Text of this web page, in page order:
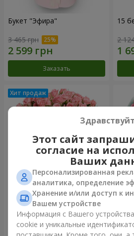
Букет "Эфира"
3 465 грн
Заказать
15
2
Цветы в коробке "Розовый
оазис"
2 749 грн
2
Этот сайт
согласие на
Ваших
Персонализированная
аналитика, определение
Хранение и/или доступ к
Вашем устройстве
Информация с Вашего
cookie и уникальные